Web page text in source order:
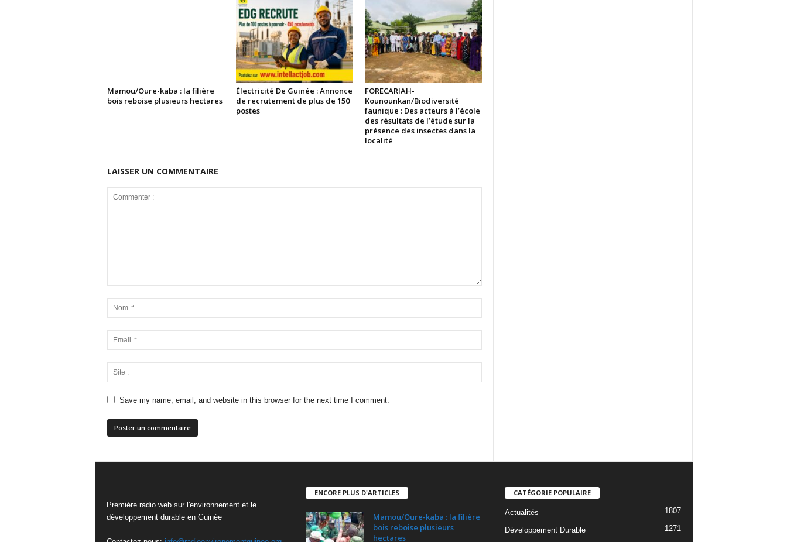
Mamou/Oure-kaba : la filière
bois reboise plusieurs hectares
Électricité De Guinée : Annonce
de recrutement de plus de 150
postes
FORECARIAH-
Kounounkan/Biodiversité
faunique : Des acteurs à l’école
des résultats de l’étude sur la
présence des insectes dans la
localité
LAISSER UN COMMENTAIRE
Save my name, email, and website in this browser for the next time I comment.
Première radio web sur l'environnement et le
développement durable en Guinée
ENCORE PLUS D'ARTICLES
Mamou/Oure-kaba : la filière
bois reboise plusieurs
hectares
CATÉGORIE POPULAIRE
Actualités 1807
Développement Durable
1271